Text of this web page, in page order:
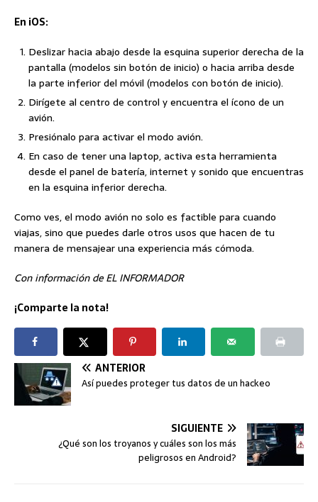
En iOS:
Deslizar hacia abajo desde la esquina superior derecha de la
pantalla (modelos sin botón de inicio) o hacia arriba desde
la parte inferior del móvil (modelos con botón de inicio).
Dirígete al centro de control y encuentra el ícono de un
avión.
Presiónalo para activar el modo avión.
En caso de tener una laptop, activa esta herramienta
desde el panel de batería, internet y sonido que encuentras
en la esquina inferior derecha.
Como ves, el modo avión no solo es factible para cuando
viajas, sino que puedes darle otros usos que hacen de tu
manera de mensajear una experiencia más cómoda.
Con información de EL INFORMADOR
¡Comparte la nota!
ANTERIOR
Así puedes proteger tus datos de un hackeo
SIGUIENTE
¿Qué son los troyanos y cuáles son los más
peligrosos en Android?